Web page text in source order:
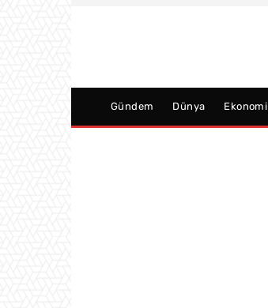
Gündem Dünya Ekonomi